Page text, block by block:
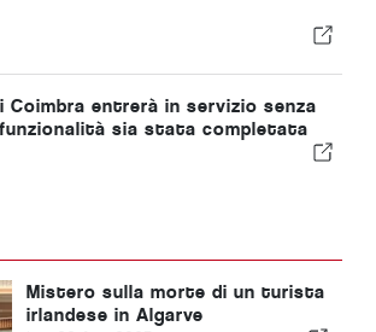
Coimbra entrerà in servizio senza
sia stata completata
Mistero sulla morte di un turista
irlandese in Algarve